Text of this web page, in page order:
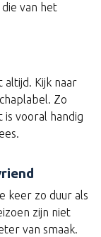
van het
altijd. Kijk naar
Zo
vooral handig
keer zo duur als
zijn niet
van smaak.